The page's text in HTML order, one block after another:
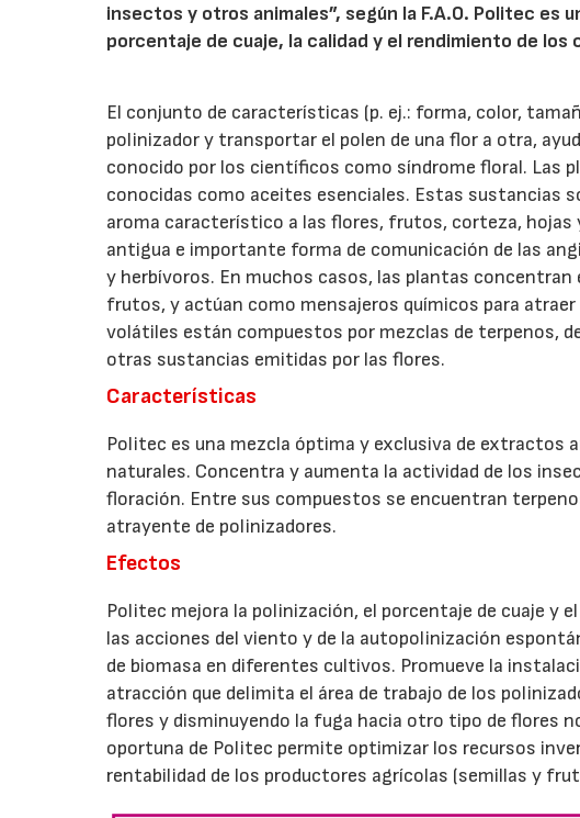
insectos y otros animales”, según la F.A.O. Politec es
porcentaje de cuaje, la calidad y el rendimiento de
El conjunto de características (p. ej.: forma, color,
polinizador y transportar el polen de una flor a otra,
conocido por los científicos como síndrome floral. Las
conocidas como aceites esenciales. Estas sustancias
aroma característico a las flores, frutos, corteza,
antigua e importante forma de comunicación de las
y herbívoros. En muchos casos, las plantas
frutos, y actúan como mensajeros químicos para
volátiles están compuestos por mezclas de terpenos,
otras sustancias emitidas por las flores.
Características
Politec es una mezcla óptima y exclusiva de
naturales. Concentra y aumenta la actividad de los
floración. Entre sus compuestos se encuentran
atrayente de polinizadores.
Efectos
Politec mejora la polinización, el porcentaje de cuaje y
las acciones del viento y de la autopolinización
de biomasa en diferentes cultivos. Promueve la
atracción que delimita el área de trabajo de los
flores y disminuyendo la fuga hacia otro tipo de flores
oportuna de Politec permite optimizar los recursos
rentabilidad de los productores agrícolas (semillas y